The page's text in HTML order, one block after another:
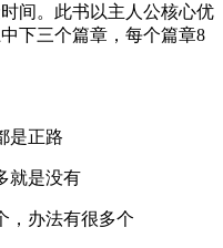
间。此书以主人公核心优
下三个篇章，每个篇章8
是正路
就是没有
，办法有很多个